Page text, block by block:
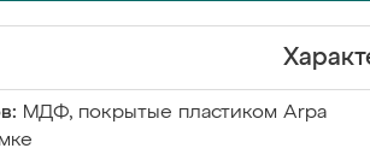
МДФ, покрытые пластиком Arpa